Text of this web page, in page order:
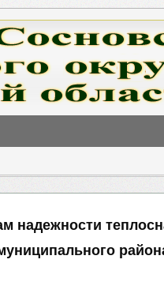
надежности